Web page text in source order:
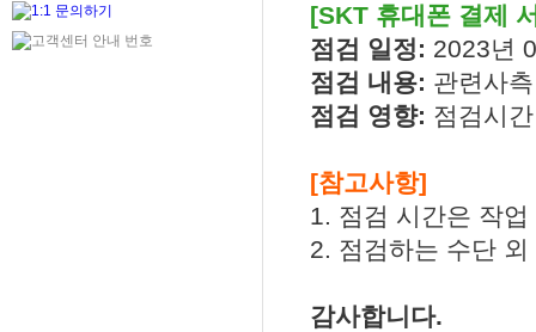
[SKT 휴대폰 결제
점검 일정: 2023년
점검 내용: 관련사
점검 영향: 점검시
[참고사항]
1. 점검 시간은 작
2. 점검하는 수단
감사합니다.